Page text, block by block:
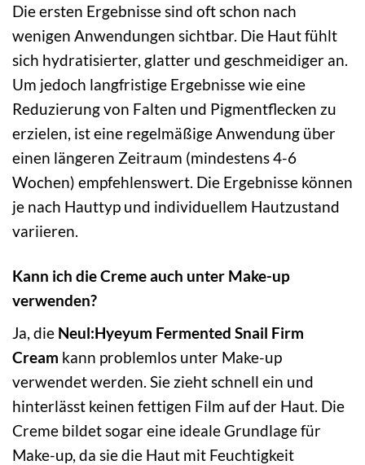
Die ersten Ergebnisse sind oft schon nach
wenigen Anwendungen sichtbar. Die Haut fühlt
sich hydratisierter, glatter und geschmeidiger an.
Um jedoch langfristige Ergebnisse wie eine
Reduzierung von Falten und Pigmentflecken zu
erzielen, ist eine regelmäßige Anwendung über
einen längeren Zeitraum (mindestens 4-6
Wochen) empfehlenswert. Die Ergebnisse können
je nach Hauttyp und individuellem Hautzustand
variieren.
Kann ich die Creme auch unter Make-up
verwenden?
Ja, die Neul:Hyeyum Fermented Snail Firm
Cream kann problemlos unter Make-up
verwendet werden. Sie zieht schnell ein und
hinterlässt keinen fettigen Film auf der Haut. Die
Creme bildet sogar eine ideale Grundlage für
Make-up, da sie die Haut mit Feuchtigkeit